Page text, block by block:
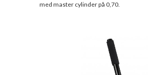
med master cylinder på 0,70.